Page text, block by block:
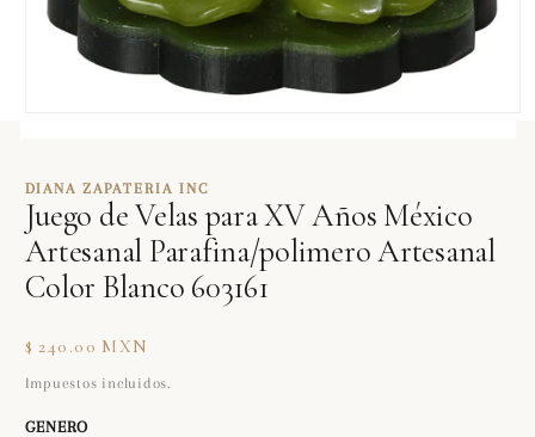
en
una
ventana
modal
DIANA ZAPATERIA INC
Juego de Velas para XV Años México
Artesanal Parafina/polimero Artesanal
Color Blanco 603161
Precio
habitual
$ 240.00 MXN
Impuestos incluidos.
GENERO